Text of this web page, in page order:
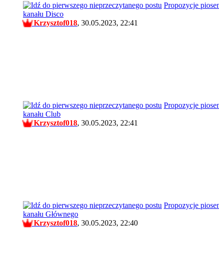
Propozycje
kanału Disco
Krzysztof018, 30.05.2023, 22:41
Propozycje
kanału Club
Krzysztof018, 30.05.2023, 22:41
Propozycje
kanału Głównego
Krzysztof018, 30.05.2023, 22:40